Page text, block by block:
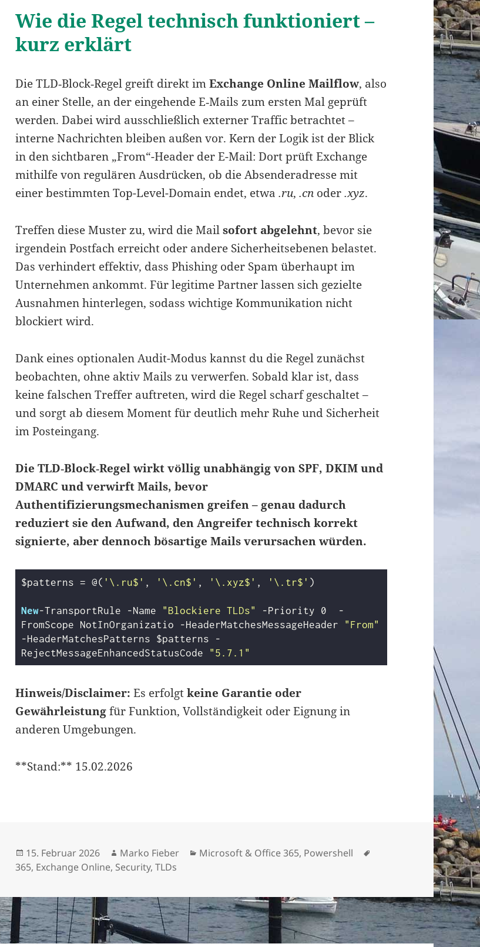
Wie die Regel technisch funktioniert –
kurz erklärt
Die TLD‑Block‑Regel greift direkt imExchange Online Mailflow, also
an einer Stelle, an der eingehende E‑Mails zum ersten Mal geprüft
werden. Dabei wird ausschließlich externer Traffic betrachtet –
interne Nachrichten bleiben außen vor. Kern der Logik ist der Blick
in den sichtbaren „From“-Header der E-Mail: Dort prüft Exchange
mithilfe von regulären Ausdrücken, ob die Absenderadresse mit
einer bestimmten Top-Level-Domain endet, etwa.ru,.cn oder.xyz.
Treffen diese Muster zu, wird die Mailsofort abgelehnt, bevor sie
irgendein Postfach erreicht oder andere Sicherheitsebenen belastet.
Das verhindert effektiv, dass Phishing oder Spam überhaupt im
Unternehmen ankommt. Für legitime Partner lassen sich gezielte
Ausnahmen hinterlegen, sodass wichtige Kommunikation nicht
blockiert wird.
Dank eines optionalen Audit-Modus kannst du die Regel zunächst
beobachten, ohne aktiv Mails zu verwerfen. Sobald klar ist, dass
keine falschen Treffer auftreten, wird die Regel scharf geschaltet –
und sorgt ab diesem Moment für deutlich mehr Ruhe und Sicherheit
im Posteingang.
Die TLD‑Block‑Regel wirkt völlig unabhängig von SPF, DKIM und
DMARC und verwirft Mails, bevor
Authentifizierungsmechanismen greifen – genau dadurch
reduziert sie den Aufwand, den Angreifer technisch korrekt
signierte, aber dennoch bösartige Mails verursachen würden.
$patterns = @( '\.ru$' , '\.cn$' , '\.xyz$' , '\.tr$' )
New-TransportRule -Name "Blockiere TLDs" -Priority 0
-
FromScope NotInOrganizatio -HeaderMatchesMessageHeader
"From"
-HeaderMatchesPatterns $patterns
-
RejectMessageEnhancedStatusCode
"5.7.1"
Hinweis/Disclaimer: Es erfolgtkeine Garantie oder
Gewährleistungfür Funktion, Vollständigkeit oder Eignung in
anderen Umgebungen.
**Stand:** 15.02.2026
Veröffentlicht
am
15. Februar 2026 Autor
Marko Fieber Kategorien
Microsoft & Office 365, Powershell
365, Exchange Online, Security,TLDs